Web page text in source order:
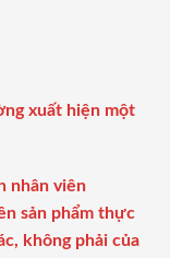
xuất hiện một
nhân viên
sản phẩm thực
không phải của